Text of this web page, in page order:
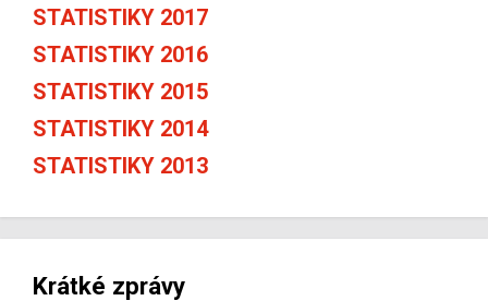
STATISTIKY 2017
STATISTIKY 2016
STATISTIKY 2015
STATISTIKY 2014
STATISTIKY 2013
Krátké zprávy